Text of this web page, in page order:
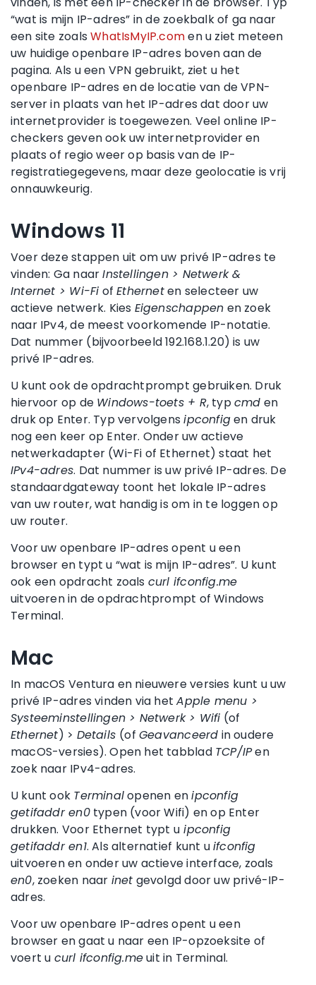
“wat is mijn IP-adres” in de zoekbalk of ga naar
een site zoalsWhatIsMyIP.comen u ziet meteen
uw huidige openbare IP-adres boven aan de
pagina. Als u een VPN gebruikt, ziet u het
openbare IP-adres en de locatie van de VPN-
server in plaats van het IP-adres dat door uw
internetprovider is toegewezen. Veel online IP-
checkers geven ook uw internetprovider en
plaats of regio weer op basis van de IP-
registratiegegevens, maar deze geolocatie is vrij
onnauwkeurig.
Windows 11
Voer deze stappen uit om uw privé IP-adres te
vinden: Ga naarInstellingen > Netwerk &
Internet > Wi-Fi ofEtherneten selecteer uw
actieve netwerk. Kies Eigenschappen en zoek
naar IPv4, de meest voorkomende IP-notatie.
Dat nummer (bijvoorbeeld 192.168.1.20) is uw
privé IP-adres.
U kunt ook de opdrachtprompt gebruiken. Druk
hiervoor op de Windows-toets + R, typcmd en
druk op Enter. Typ vervolgensipconfigen druk
nog een keer op Enter. Onder uw actieve
netwerkadapter (Wi-Fi of Ethernet) staat het
IPv4-adres. Dat nummer is uw privé IP-adres. De
standaardgateway toont het lokale IP-adres
van uw router, wat handig is om in te loggen op
uw router.
Voor uw openbare IP-adres opent u een
browser en typt u “wat is mijn IP-adres”. U kunt
ook een opdracht zoals curl ifconfig.me
uitvoeren in de opdrachtprompt of Windows
Terminal.
Mac
In macOS Ventura en nieuwere versies kunt u uw
privé IP-adres vinden via hetApple menu >
Systeeminstellingen > Netwerk > Wifi (of
Ethernet) > Details (ofGeavanceerd in oudere
macOS-versies). Open het tabblad TCP/IPen
zoek naar IPv4-adres.
U kunt ook Terminalopenen enipconfig
getifaddr en0typen (voor Wifi) en op Enter
drukken. Voor Ethernet typt u ipconfig
getifaddr en1. Als alternatief kunt uifconfig
uitvoeren en onder uw actieve interface, zoals
en0, zoeken naar inet gevolgd door uw privé-IP-
adres.
Voor uw openbare IP-adres opent u een
browser en gaat u naar een IP-opzoeksite of
voert u curl ifconfig.meuit in Terminal.